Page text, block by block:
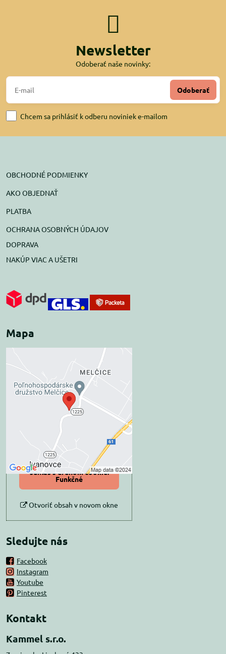
Newsletter
Odoberať naše novinky:
Odoberať
Chcem sa prihlásiť k odberu noviniek e-mailom
OBCHODNÉ PODMIENKY
AKO OBJEDNAŤ
PLATBA
OCHRANA OSOBNÝCH ÚDAJOV
DOPRAVA
NAKÚP VIAC A UŠETRI
Mapa
Externý obsah je
blokovaný Voľbami
súkromia
Prajete si načítať externý obsah?
Povoliť tentokrát
Povoliť a zapamätať -
súhlas s druhom cookie:
Funkčné
Otvoriť obsah v novom okne
Sledujte nás
Facebook
Instagram
Youtube
Pinterest
Kontakt
Kammel s.r.o.